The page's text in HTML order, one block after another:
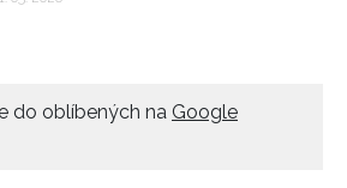
do oblíbených na Google